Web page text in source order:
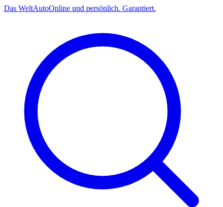
Das WeltAutoOnline und persönlich. Garantiert.